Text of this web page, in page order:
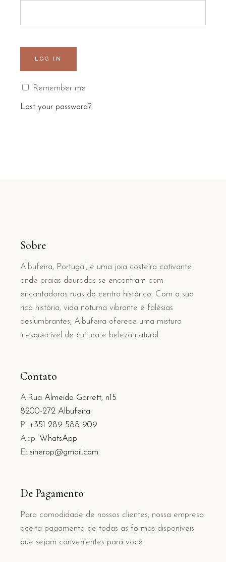
Remember me
LOG IN
Lost your password?
Sobre
Albufeira, Portugal, é uma joia costeira cativante
onde praias douradas se encontram com
encantadoras ruas do centro histórico. Com a sua
rica história, vida noturna vibrante e falésias
deslumbrantes, Albufeira oferece uma mistura
inesquecível de cultura e beleza natural
Contato
A: Rua Almeida Garrett, n15
8200-272 Albufeira
P: +351 289 588 909
App: WhatsApp
E: sinerop@gmail.com
De Pagamento
Para comodidade de nossos clientes, nossa empresa
aceita pagamento de todas as formas disponíveis
que sejam convenientes para você